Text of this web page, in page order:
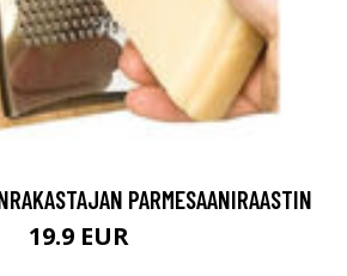
PARMESAANIRAASTIN
19.9 EUR